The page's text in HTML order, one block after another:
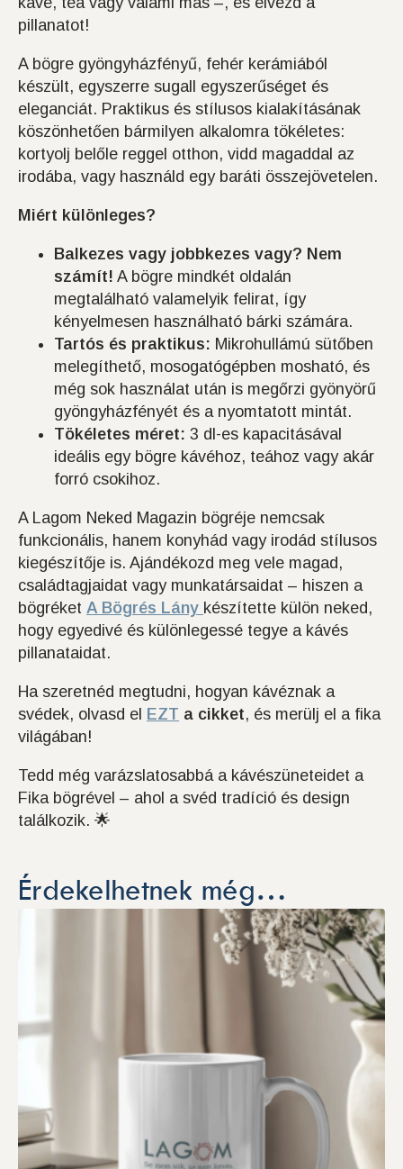
pillanatot!
A bögre gyöngyházfényű, fehér kerámiából
készült, egyszerre sugall egyszerűséget és
eleganciát. Praktikus és stílusos kialakításának
köszönhetően bármilyen alkalomra tökéletes:
kortyolj belőle reggel otthon, vidd magaddal az
irodába, vagy használd egy baráti összejövetelen.
Miért különleges?
Balkezes vagy jobbkezes vagy? Nem
számít! A bögre mindkét oldalán
megtalálható valamelyik felirat, így
kényelmesen használható bárki számára.
Tartós és praktikus: Mikrohullámú sütőben
melegíthető, mosogatógépben mosható, és
még sok használat után is megőrzi gyönyörű
gyöngyházfényét és a nyomtatott mintát.
Tökéletes méret: 3 dl-es kapacitásával
ideális egy bögre kávéhoz, teához vagy akár
forró csokihoz.
A Lagom Neked Magazin bögréje nemcsak
funkcionális, hanem konyhád vagy irodád stílusos
kiegészítője is. Ajándékozd meg vele magad,
családtagjaidat vagy munkatársaidat – hiszen a
bögréket A Bögrés Lány készítette külön neked,
hogy egyedivé és különlegessé tegye a kávés
pillanataidat.
Ha szeretnéd megtudni, hogyan kávéznak a
svédek, olvasd el EZT a cikket, és merülj el a fika
világában!
Tedd még varázslatosabbá a kávészüneteidet a
Fika bögrével – ahol a svéd tradíció és design
találkozik. 🌟
Érdekelhetnek még…